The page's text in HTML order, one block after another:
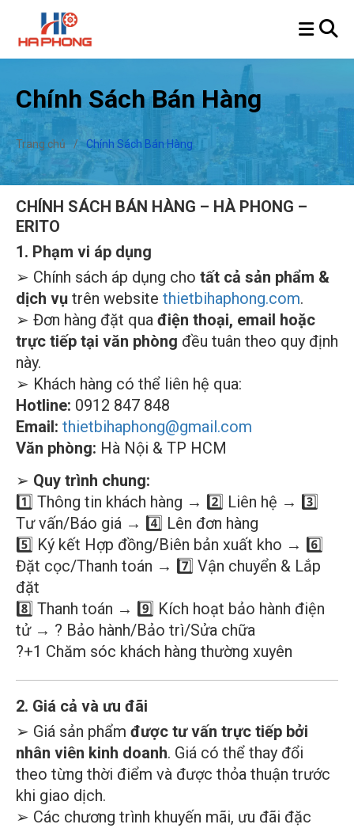
Chính Sách Bán Hàng
Trang chủ / Chính Sách Bán Hàng
CHÍNH SÁCH BÁN HÀNG – HÀ PHONG –
ERITO
1. Phạm vi áp dụng
➢ Chính sách áp dụng cho tất cả sản phẩm &
dịch vụ trên website thietbihaphong.com.
➢ Đơn hàng đặt qua điện thoại, email hoặc
trực tiếp tại văn phòng đều tuân theo quy định
này.
➢ Khách hàng có thể liên hệ qua:
Hotline: 0912 847 848
Email: thietbihaphong@gmail.com
Văn phòng: Hà Nội & TP HCM
➢ Quy trình chung:
1️⃣ Thông tin khách hàng → 2️⃣ Liên hệ → 3️⃣
Tư vấn/Báo giá → 4️⃣ Lên đơn hàng
5️⃣ Ký kết Hợp đồng/Biên bản xuất kho → 6️⃣
Đặt cọc/Thanh toán → 7️⃣ Vận chuyển & Lắp
đặt
8️⃣ Thanh toán → 9️⃣ Kích hoạt bảo hành điện
tử → ? Bảo hành/Bảo trì/Sửa chữa
?+1 Chăm sóc khách hàng thường xuyên
2. Giá cả và ưu đãi
➢ Giá sản phẩm được tư vấn trực tiếp bởi
nhân viên kinh doanh. Giá có thể thay đổi
theo từng thời điểm và được thỏa thuận trước
khi giao dịch.
➢ Các chương trình khuyến mãi, ưu đãi đặc